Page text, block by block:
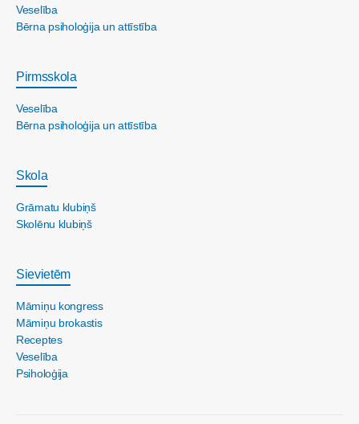
Veselība
Bērna psiholoģija un attīstība
Pirmsskola
Veselība
Bērna psiholoģija un attīstība
Skola
Grāmatu klubiņš
Skolēnu klubiņš
Sievietēm
Māmiņu kongress
Māmiņu brokastis
Receptes
Veselība
Psiholoģija